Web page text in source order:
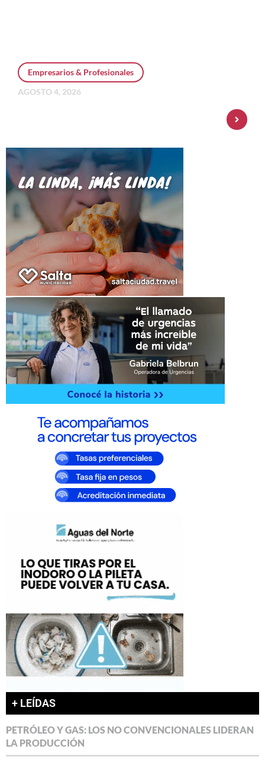
Empresarios & Profesionales
AGOSTO 4, 2026
+ LEÍDAS
PETRÓLEO Y GAS: LOS NO CONVENCIONALES LIDERAN
LA PRODUCCIÓN